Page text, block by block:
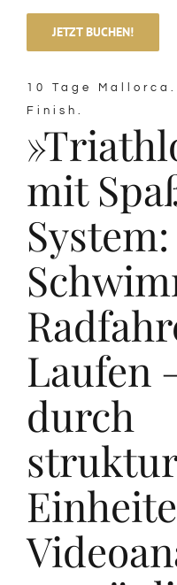
JETZT BUCHEN!
10 Tage
Finish.
mit
System:
Laufen
durch